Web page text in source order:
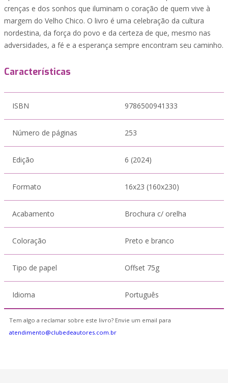
crenças e dos sonhos que iluminam o coração de quem vive à
margem do Velho Chico. O livro é uma celebração da cultura
nordestina, da força do povo e da certeza de que, mesmo nas
adversidades, a fé e a esperança sempre encontram seu caminho.
Características
ISBN 9786500941333
Número de páginas 253
Edição 6 (2024)
Formato 16x23 (160x230)
Acabamento Brochura c/ orelha
Coloração Preto e branco
Tipo de papel Offset 75g
Idioma Português
Tem algo a reclamar sobre este livro? Envie um email para
atendimento@clubedeautores.com.br